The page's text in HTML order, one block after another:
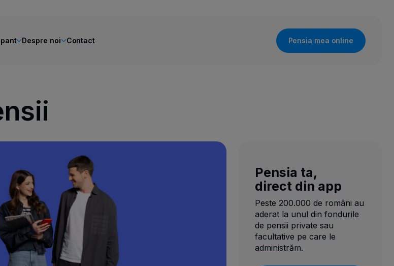
Despre noi Contact Pensia mea online
Pensia ta,
direct din app
Peste 200.000 de români au
aderat la unul din fondurile
de pensii private sau
facultative pe care le
administrăm.